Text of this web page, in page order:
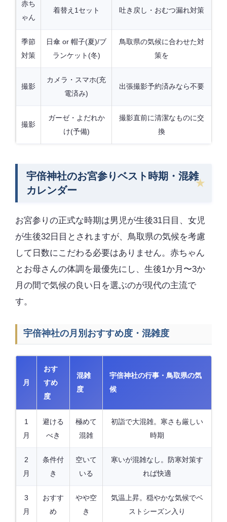
赤ち
ゃん
着替え1セット 吐き戻し・おむつ漏れ対策
季節
対策
日傘 or 帽子(夏)/ブ
ランケット(冬)
鳥取県の気候に合わせた対
策を
撮影
カメラ・スマホ(充
電済み)
出張撮影予約済みなら不要
撮影
ガーゼ・よだれか
け(予備)
撮影直前に清潔なものに交
換
宇倍神社のお宮参りベスト時期・混雑
カレンダー
お宮参りの正式な時期は男児が生後31日目、女児
が生後32日目とされますが、鳥取県の気候を考慮
して日数にこだわる必要はありません。赤ちゃん
とお母さんの体調を最優先にし、生後1か月〜3か
月の間で気候の良い日を選ぶのが現代の主流で
す。
宇倍神社の月別おすすめ度・混雑度
月
おす
すめ
度
混雑
度
宇倍神社の行事・鳥取県の気
候
1
月
避ける
べき
極めて
混雑
初詣で大混雑。寒さも厳しい
時期
2
月
条件付
き
空いて
いる
寒いが混雑なし。防寒対策す
れば快適
3
月
おすす
め
やや空
き
気温上昇。穏やかな気候でベ
ストシーズン入り